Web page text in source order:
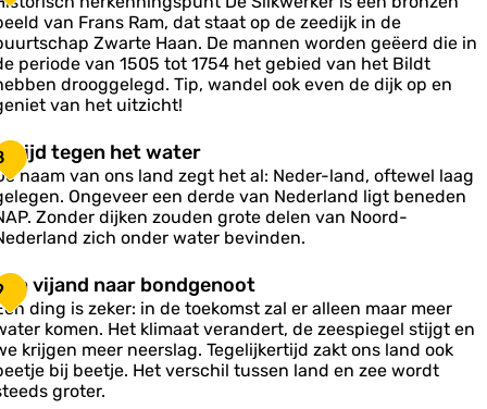
van Frans Ram, dat staat op de zeedijk in de
Zwarte Haan. De mannen worden geëerd die in
periode van 1505 tot 1754 het gebied van het Bildt
drooggelegd. Tip, wandel ook even de dijk op en
van het uitzicht!
tegen het water
naam van ons land zegt het al: Neder-land, oftewel laag
Ongeveer een derde van Nederland ligt beneden
Zonder dijken zouden grote delen van Noord-
zich onder water bevinden.
vijand naar bondgenoot
ding is zeker: in de toekomst zal er alleen maar meer
komen. Het klimaat verandert, de zeespiegel stijgt en
krijgen meer neerslag. Tegelijkertijd zakt ons land ook
bij beetje. Het verschil tussen land en zee wordt
groter.